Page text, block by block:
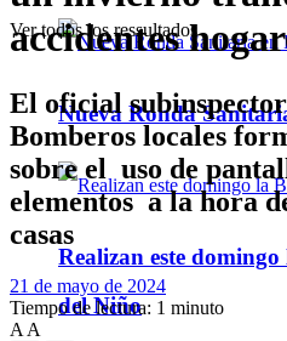
Nueva Ronda
Realizan este
del Niño
Ver todos los ressultados
accidentes
El oficial
Bomberos locales
sobre el uso de
elementos a la hora
casas
21 de mayo de 2024
Tiempo de lectura: 1 minuto
A A